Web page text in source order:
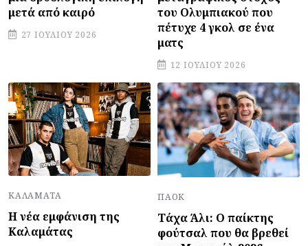
μετά από καιρό
27 ΙΟΥΛΊΟΥ 2026
του Ολυμπιακού που
πέτυχε 4 γκολ σε ένα
ματς
12 ΙΟΥΛΊΟΥ 2026
ΚΑΛΑΜΆΤΑ
Η νέα εμφάνιση της
Καλαμάτας
ΠΑΟΚ
Τάχα Άλι: Ο παίκτης
φούτσαλ που θα βρεθεί